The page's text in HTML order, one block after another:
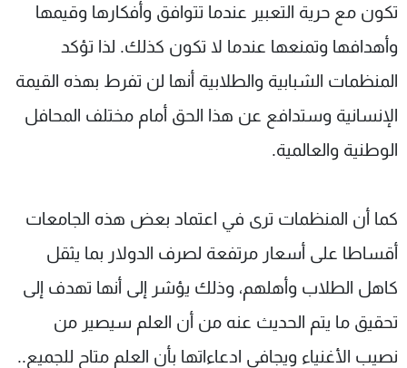
تكون مع حرية التعبير عندما تتوافق وأفكارها وقيمها
وأهدافها وتمنعها عندما لا تكون كذلك. لذا تؤكد
المنظمات الشبابية والطلابية أنها لن تفرط بهذه القيمة
الإنسانية وستدافع عن هذا الحق أمام مختلف المحافل
الوطنية والعالمية.
كما أن المنظمات ترى في اعتماد بعض هذه الجامعات
أقساطا على أسعار مرتفعة لصرف الدولار بما يثقل
كاهل الطلاب وأهلهم، وذلك يؤشر إلى أنها تهدف إلى
تحقيق ما يتم الحديث عنه من أن العلم سيصير من
نصيب الأغنياء ويجافي ادعاءاتها بأن العلم متاح للجميع..